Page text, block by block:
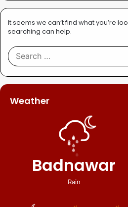
It seems we can’t find what you’re
searching can help.
Weather
Badnawar
Rain